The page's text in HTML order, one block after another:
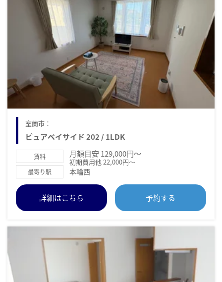
室蘭市：
ピュアベイサイド 202 / 1LDK
賃料 月額目安 129,000円～
初期費用他 22,000円～
最寄り駅 本輪西
詳細はこちら 予約する